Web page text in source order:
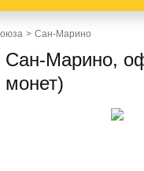
Сан-Марино
Сан-Марино,
монет)